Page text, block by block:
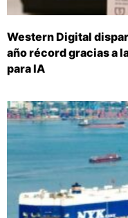
Western Digital
año récord gracias a
para IA